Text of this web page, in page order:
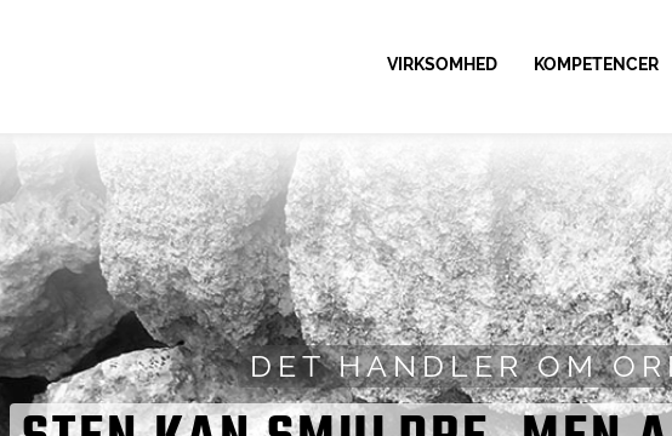
VIRKSOMHED KOMPETENCER
DET HANDLER OM